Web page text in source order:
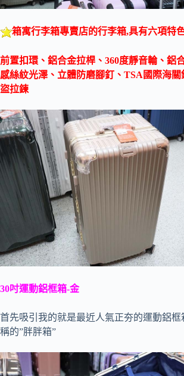
箱寓行李箱專賣店的行李箱,具有六項特
前置扣環、鋁合金拉桿、 360度靜音輪、鋁
感絲紋光澤、立體防磨腳釘、 TSA 國際海
盜拉鍊
30吋運動鋁框箱-金
首先吸引我的就是最近人氣正夯的運動鋁框
稱的”胖胖箱”